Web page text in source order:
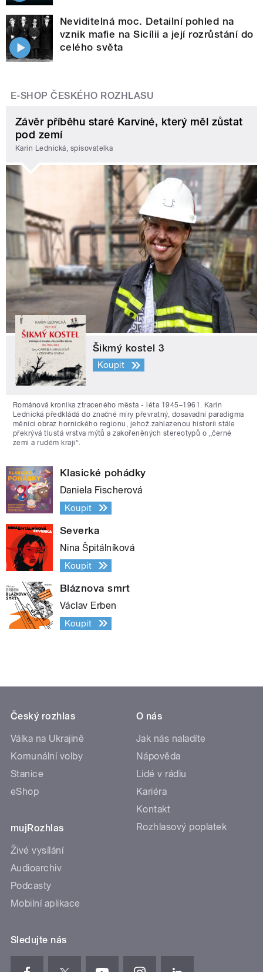
Neviditelná moc. Detailní pohled na
vznik mafie na Sicílii a její rozrůstání do
celého světa
E-SHOP ČESKÉHO ROZHLASU
Závěr příběhu staré Karviné, který měl zůstat
pod zemí
Karin Lednická, spisovatelka
Šikmý kostel 3
Koupit
Románová kronika ztraceného města - léta 1945–1961. Karin
Lednická předkládá do značné míry převratný, dosavadní paradigma
měnící obraz hornického regionu, jehož zahlazenou historii stále
překrývá tlustá vrstva mýtů a zakořeněných stereotypů o „černé
zemi a rudém kraji“.
Klasické pohádky
Daniela Fischerová
Koupit
Severka
Nina Špitálníková
Koupit
Bláznova smrt
Václav Erben
Koupit
Český rozhlas
Válka na Ukrajině
Komunální volby
Stanice
eShop
mujRozhlas
Živé vysílání
Audioarchiv
Podcasty
Mobilní aplikace
O nás
Jak nás naladíte
Nápověda
Lidé v rádiu
Kariéra
Kontakt
Rozhlasový poplatek
Sledujte nás